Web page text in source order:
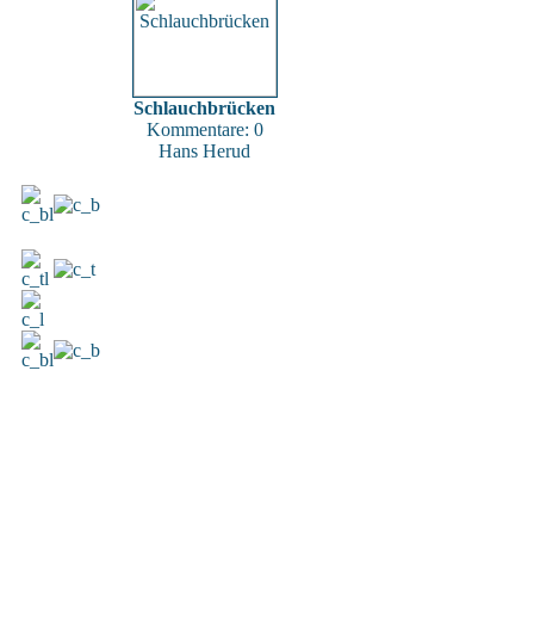
Schlauchbrücken
Kommentare: 0
Hans Herud